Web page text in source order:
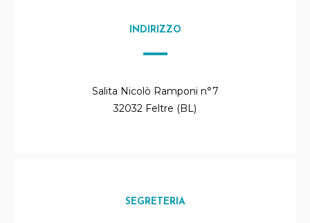
INDIRIZZO
Salita Nicolò Ramponi n°7
32032 Feltre (BL)
SEGRETERIA